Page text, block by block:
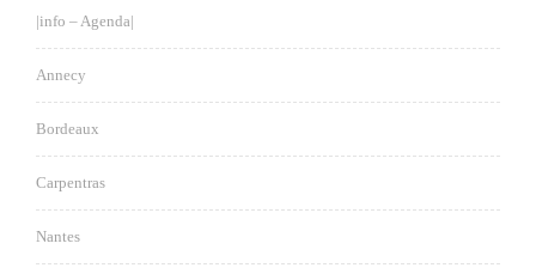
|info – Agenda|
Annecy
Bordeaux
Carpentras
Nantes